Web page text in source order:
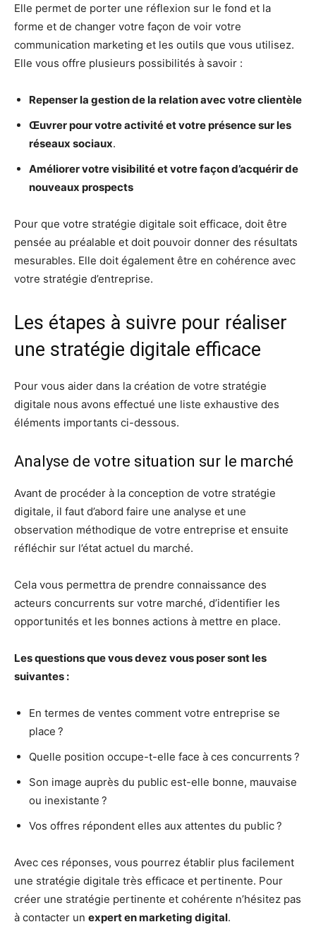
Elle permet de porter une réflexion sur le fond et la
forme et de changer votre façon de voir votre
communication marketing et les outils que vous utilisez.
Elle vous offre plusieurs possibilités à savoir :
Repenser la gestion de la relation avec votre clientèle
Œuvrer pour votre activité et votre présence sur les
réseaux sociaux.
Améliorer votre visibilité et votre façon d’acquérir de
nouveaux prospects
Pour que votre stratégie digitale soit efficace, doit être
pensée au préalable et doit pouvoir donner des résultats
mesurables. Elle doit également être en cohérence avec
votre stratégie d’entreprise.
Les étapes à suivre pour réaliser
une stratégie digitale efficace
Pour vous aider dans la création de votre stratégie
digitale nous avons effectué une liste exhaustive des
éléments importants ci-dessous.
Analyse de votre situation sur le marché
Avant de procéder à la conception de votre stratégie
digitale, il faut d’abord faire une analyse et une
observation méthodique de votre entreprise et ensuite
réfléchir sur l’état actuel du marché.
Cela vous permettra de prendre connaissance des
acteurs concurrents sur votre marché, d’identifier les
opportunités et les bonnes actions à mettre en place.
Les questions que vous devez vous poser sont les
suivantes :
En termes de ventes comment votre entreprise se
place ?
Quelle position occupe-t-elle face à ces concurrents ?
Son image auprès du public est-elle bonne, mauvaise
ou inexistante ?
Vos offres répondent elles aux attentes du public ?
Avec ces réponses, vous pourrez établir plus facilement
une stratégie digitale très efficace et pertinente. Pour
créer une stratégie pertinente et cohérente n’hésitez pas
à contacter un expert en marketing digital.